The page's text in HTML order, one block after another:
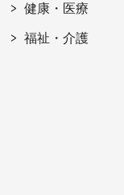
健康・医療
福祉・介護